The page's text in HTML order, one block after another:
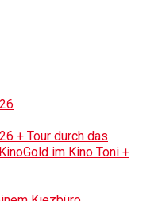
+ Tour durch das
im Kino Toni +